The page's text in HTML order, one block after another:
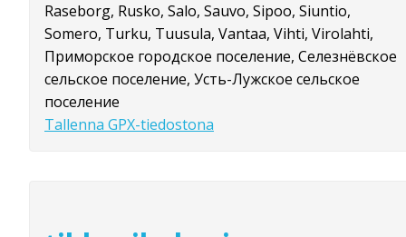
Raseborg, Rusko, Salo, Sauvo, Sipoo, Siuntio,
Somero, Turku, Tuusula, Vantaa, Vihti, Virolahti,
Приморское городское поселение, Селезнёвское
сельское поселение, Усть-Лужское сельское
поселение
Tallenna GPX-tiedostona